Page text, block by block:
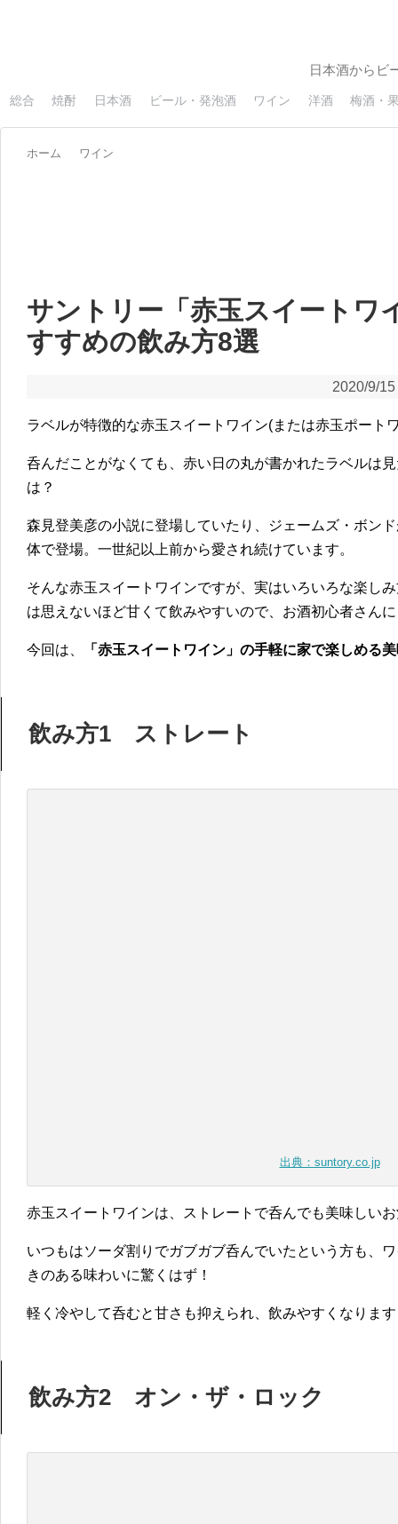
日本酒からビ
総合 焼酎 日本酒 ビール・発泡酒 ワイン 洋酒 梅酒・
ホーム ワイン
サントリー「赤玉スイートワ
すすめの飲み方8選
2020/9/15
ラベルが特徴的な赤玉スイートワイン(または赤玉ポート
呑んだことがなくても、赤い日の丸が書かれたラベルは
は？
森見登美彦の小説に登場していたり、ジェームズ・ボン
体で登場。一世紀以上前から愛され続けています。
そんな赤玉スイートワインですが、実はいろいろな楽し
は思えないほど甘くて飲みやすいので、お酒初心者さん
今回は、 「赤玉スイートワイン」の手軽に家で楽しめる
飲み方1 ストレート
出典：suntory.co.jp
赤玉スイートワインは、ストレートで呑んでも美味しい
いつもはソーダ割りでガブガブ呑んでいたという方も、
きのある味わいに驚くはず！
軽く冷やして呑むと甘さも抑えられ、飲みやすくなりま
飲み方2 オン・ザ・ロック